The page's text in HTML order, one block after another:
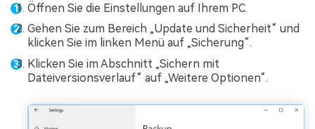
Öffnen Sie die Einstellungen auf Ihrem PC.
Gehen Sie zum Bereich „Update und Sicherheit“ und
klicken Sie im linken Menü auf „Sicherung“.
Klicken Sie im Abschnitt „Sichern mit
Dateiversionsverlauf“ auf „Weitere Optionen“.